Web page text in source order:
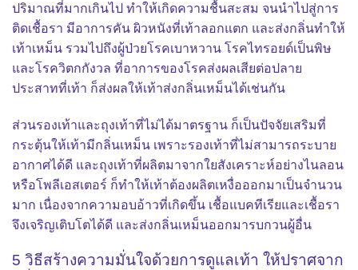
ปริมาณที่มากเกินไป ทำให้เกิดความชื้นสะสม จนนำไปสู่การ
ติดเชื้อรา มีอาการคัน ผิวหนังที่เท้าลอกแตก และส่งกลิ่นทำให้
เท้าเหม็น รวมไปถึงผู้ป่วยโรคเบาหวาน โรคไทรอยด์เป็นพิษ
และโรควิตกกังวล ที่อาการของโรคส่งผลเสียต่อปลาย
ประสาทที่เท้า ก็ส่งผลให้เท้าส่งกลิ่นเหม็นได้เช่นกัน
ส่วนรองเท้าและถุงเท้าที่ไม่ได้มาตรฐาน ก็เป็นปัจจัยเสริมที่
กระตุ้นให้เท้ามีกลิ่นเหม็น เพราะรองเท้าที่ไม่สามารถระบาย
อากาศได้ดี และถุงเท้าที่ผลิตมาจากใยสังเคราะห์อย่างไนลอน
หรือโพลีเอสเตอร์ ก็ทำให้เท้าต้องผลิตเหงื่อออกมาเป็นจำนวน
มาก เนื่องจากความอบอ้าวที่เกิดขึ้น เชื้อแบคทีเรียและเชื้อรา
จึงเจริญเติบโตได้ดี และส่งกลิ่นเหม็นออกมารบกวนผู้อื่น
5 วิธีสร้างความมั่นใจด้วยการดูแลเท้า ให้ปราศจาก